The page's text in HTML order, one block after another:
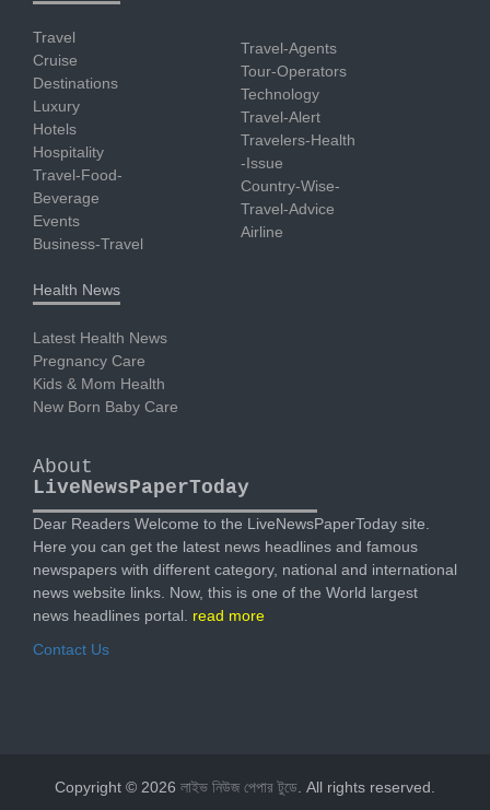
Travel
Cruise
Destinations
Luxury
Hotels
Hospitality
Travel-Food-
Beverage
Events
Business-Travel
Travel-Agents
Tour-Operators
Technology
Travel-Alert
Travelers-Health
-Issue
Country-Wise-
Travel-Advice
Airline
Health News
Latest Health News
Pregnancy Care
Kids & Mom Health
New Born Baby Care
About
LiveNewsPaperToday
Dear Readers Welcome to the LiveNewsPaperToday site.
Here you can get the latest news headlines and famous
newspapers with different category, national and international
news website links. Now, this is one of the World largest
news headlines portal. read more
Contact Us
Copyright © 2026 লাইভ নিউজ পেপার টুডে. All rights reserved.